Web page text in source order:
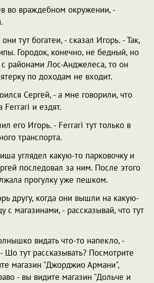
во враждебном окружении, -
тут богатеи, - сказал Игорь. - Так,
Городок, конечно, не бедный, но
с районами Лос-Анджелеса, то он
по доходам не входит.
Сергей, - а мне говорили, что
Ferrari и ездят.
его Игорь. - Ferrari тут только в
транспорта.
углядел какую-то парковочку и
последовал за ним. После этого
прогулку уже пешком.
другу, когда они вышли на какую-
с магазинами, - рассказывай, что тут
видать что-то напекло, -
тут рассказывать? Посмотрите
магазин "Джорджио Армани",
- вы видите магазин "Дольче и